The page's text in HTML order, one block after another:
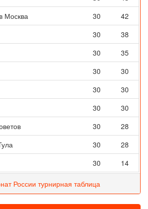
Москва 30
42
30
38
30
35
30
30
30
30
30
30
30
28
30
28
30 14
России турнирная таблица